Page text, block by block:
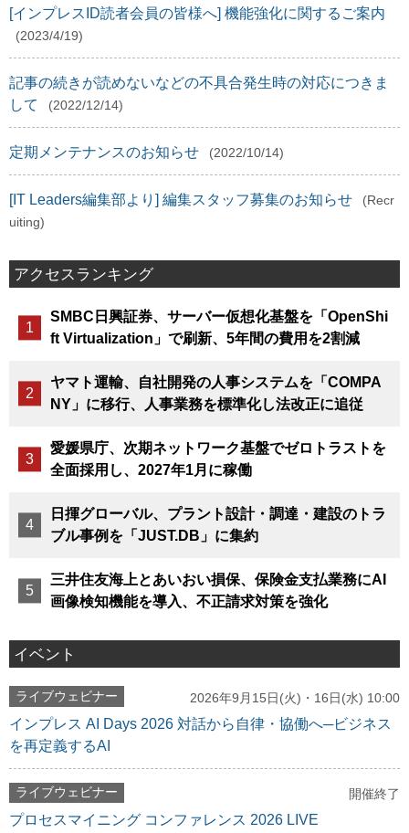
[インプレスID読者会員の皆様へ] 機能強化に関するご案内
(2023/4/19)
記事の続きが読めないなどの不具合発生時の対応につきま
して
(2022/12/14)
定期メンテナンスのお知らせ (2022/10/14)
[IT Leaders編集部より] 編集スタッフ募集のお知らせ
(Recr
uiting)
アクセスランキング
SMBC日興証券、サーバー仮想化基盤を「OpenShi
ft Virtualization」で刷新、5年間の費用を2割減
ヤマト運輸、自社開発の人事システムを「COMPA
NY」に移行、人事業務を標準化し法改正に追従
愛媛県庁、次期ネットワーク基盤でゼロトラストを
全面採用し、2027年1月に稼働
日揮グローバル、プラント設計・調達・建設のトラ
ブル事例を「JUST.DB」に集約
三井住友海上とあいおい損保、保険金支払業務にAI
画像検知機能を導入、不正請求対策を強化
イベント
ライブウェビナー 2026年9月15日(火)・16日(水) 10:00
インプレス AI Days 2026 対話から自律・協働へ─ビジネス
を再定義するAI
ライブウェビナー 開催終了
プロセスマイニング コンファレンス 2026 LIVE